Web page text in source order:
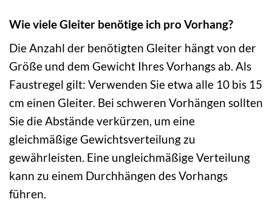
Wie viele Gleiter benötige ich pro Vorhang?
Die Anzahl der benötigten Gleiter hängt von der
Größe und dem Gewicht Ihres Vorhangs ab. Als
Faustregel gilt: Verwenden Sie etwa alle 10 bis 15
cm einen Gleiter. Bei schweren Vorhängen sollten
Sie die Abstände verkürzen, um eine
gleichmäßige Gewichtsverteilung zu
gewährleisten. Eine ungleichmäßige Verteilung
kann zu einem Durchhängen des Vorhangs
führen.